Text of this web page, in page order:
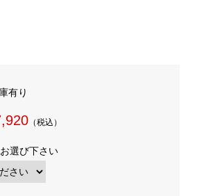
有り
（税込）
選び下さい